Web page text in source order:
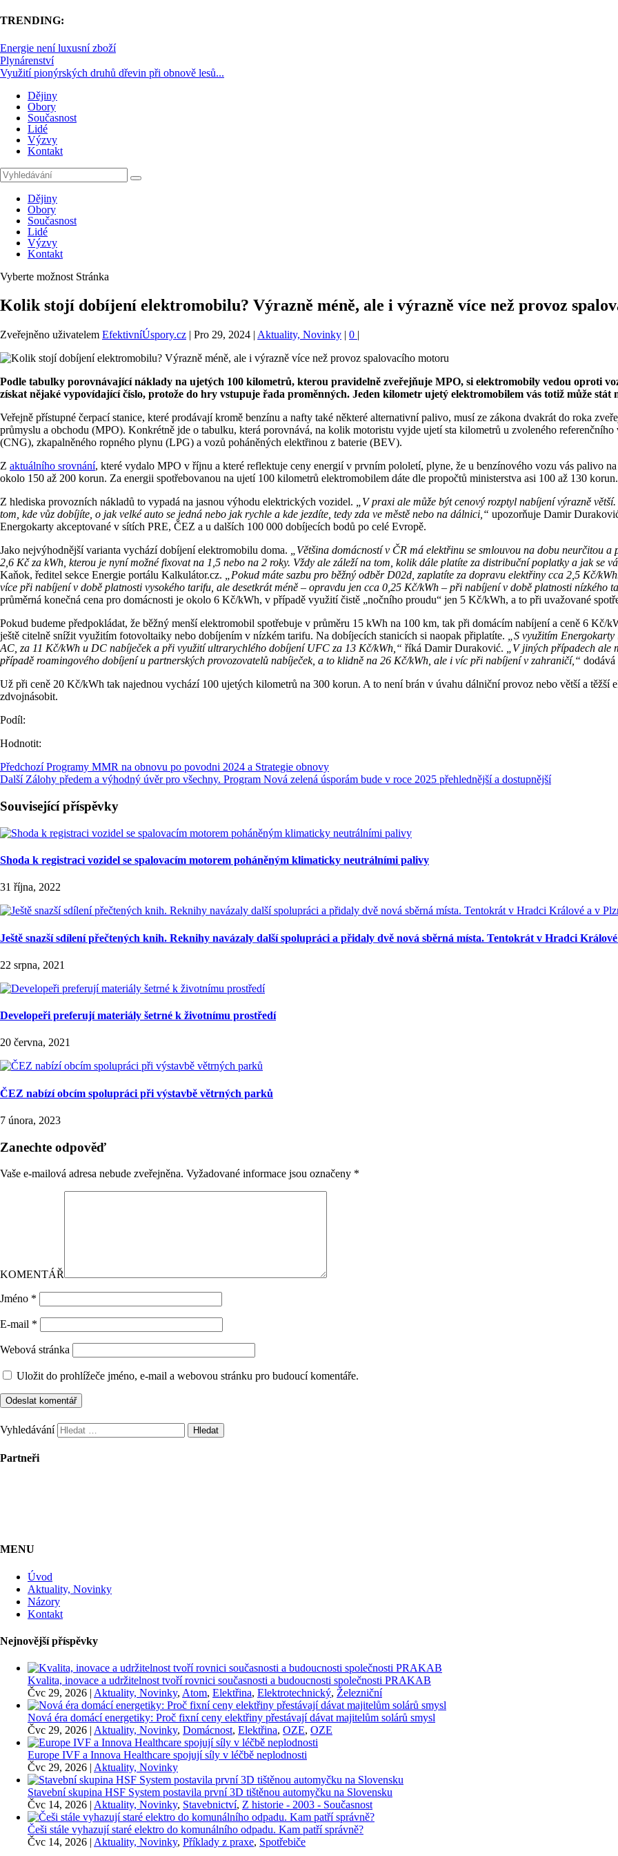
TRENDING:
Energie není luxusní zboží
Plynárenství
Využití pionýrských druhů dřevin při obnově lesů...
Dějiny
Obory
Současnost
Lidé
Výzvy
Kontakt
Dějiny
Obory
Současnost
Lidé
Výzvy
Kontakt
Vyberte možnost Stránka
Kolik stojí dobíjení elektromobilu? Výrazně méně, ale i výrazně více než provoz
Zveřejněno uživatelem EfektivníÚspory.cz | Pro 29, 2024 | Aktuality, Novinky | 0 |
Podle tabulky porovnávající náklady na ujetých 100 kilometrů, kterou pravidelně zveřejňuje MPO, si elektromobily vedou oproti
získat nějaké vypovídající číslo, protože do hry vstupuje řada proměnných. Jeden kilometr ujetý elektromobilem vás totiž může stát
Veřejně přístupné čerpací stanice, které prodávají kromě benzínu a nafty také některé alternativní palivo, musí ze zákona dvakrát do roka
průmyslu a obchodu (MPO). Konkrétně jde o tabulku, která porovnává, na kolik motoristu vyjde ujetí sta kilometrů u zvoleného
(CNG), zkapalněného ropného plynu (LPG) a vozů poháněných elektřinou z baterie (BEV).
Z aktuálního srovnání, které vydalo MPO v říjnu a které reflektuje ceny energií v prvním pololetí, plyne, že u benzínového vozu vás palivo
okolo 150 až 200 korun. Za energii spotřebovanou na ujetí 100 kilometrů elektromobilem dáte dle propočtů ministerstva asi 100 až 130 korun.
Z hlediska provozních nákladů to vypadá na jasnou výhodu elektrických vozidel.
„V praxi ale může být cenový rozptyl nabíjení výrazně
tom, kde vůz dobíjíte, o jak velké auto se jedná nebo jak rychle a kde jezdíte, tedy zda ve městě nebo na dálnici,“ upozorňuje Damir
Energokarty akceptované v sítích PRE, ČEZ a u dalších 100 000 dobíjecích bodů po celé Evropě.
Jako nejvýhodnější varianta vychází dobíjení elektromobilu doma.
„Většina domácností v ČR má elektřinu se smlouvou na dobu neurčitou
2,6 Kč za kWh, kterou je nyní možné fixovat na 1,5 nebo na 2 roky. Vždy ale záleží na tom, kolik dále platíte za distribuční poplatky a jak se
Kaňok, ředitel sekce Energie portálu Kalkulátor.cz.
„Pokud máte sazbu pro běžný odběr D02d, zaplatíte za dopravu elektřiny cca 2,5 Kč/
více při nabíjení v době platnosti vysokého tarifu, ale desetkrát méně – opravdu jen cca 0,25 Kč/kWh – při nabíjení v době platnosti nízkého
průměrná konečná cena pro domácnosti je okolo 6 Kč/kWh, v případě využití čistě „nočního proudu“ jen 5 Kč/kWh, a to při uvažované
Pokud budeme předpokládat, že běžný menší elektromobil spotřebuje v průměru 15 kWh na 100 km, tak při domácím nabíjení a ceně 6
ještě citelně snížit využitím fotovoltaiky nebo dobíjením v nízkém tarifu. Na dobíjecích stanicích si naopak připlatíte.
„S využitím
AC, za 11 Kč/kWh u DC nabíječek a při využití ultrarychlého dobíjení UFC za 13 Kč/kWh,“ říká Damir Duraković.
„V jiných případech ale
případě roamingového dobíjení u partnerských provozovatelů nabíječek, a to klidně na 26 Kč/kWh, ale i víc při nabíjení v zahraničí,“
Už při ceně 20 Kč/kWh tak najednou vychází 100 ujetých kilometrů na 300 korun. A to není brán v úvahu dálniční provoz nebo větší a těžší
zdvojnásobit.
Podíl:
Hodnotit:
Předchozí Programy MMR na obnovu po povodni 2024 a Strategie obnovy
Další Zálohy předem a výhodný úvěr pro všechny. Program Nová zelená úsporám bude v roce 2025 přehlednější a dostupnější
Související příspěvky
Shoda k registraci vozidel se spalovacím motorem poháněným klimaticky neutrálními palivy
31 října, 2022
Ještě snazší sdílení přečtených knih. Reknihy navázaly další spolupráci a přidaly dvě nová sběrná místa. Tentokrát v Hradci
22 srpna, 2021
Developeři preferují materiály šetrné k životnímu prostředí
20 června, 2021
ČEZ nabízí obcím spolupráci při výstavbě větrných parků
7 února, 2023
Zanechte odpověď
Vaše e-mailová adresa nebude zveřejněna. Vyžadované informace jsou označeny *
KOMENTÁŘ
Jméno *
E-mail *
Webová stránka
Uložit do prohlížeče jméno, e-mail a webovou stránku pro budoucí komentáře.
Vyhledávání
Partneři
MENU
Úvod
Aktuality, Novinky
Názory
Kontakt
Nejnovější příspěvky
Kvalita, inovace a udržitelnost tvoří rovnici současnosti a budoucnosti společnosti PRAKAB
Čvc 29, 2026 | Aktuality, Novinky, Atom, Elektřina, Elektrotechnický, Železniční
Nová éra domácí energetiky: Proč fixní ceny elektřiny přestávají dávat majitelům solárů smysl
Čvc 29, 2026 | Aktuality, Novinky, Domácnost, Elektřina, OZE, OZE
Europe IVF a Innova Healthcare spojují síly v léčbě neplodnosti
Čvc 29, 2026 | Aktuality, Novinky
Stavební skupina HSF System postavila první 3D tištěnou automyčku na Slovensku
Čvc 14, 2026 | Aktuality, Novinky, Stavebnictví, Z historie - 2003 - Současnost
Češi stále vyhazují staré elektro do komunálního odpadu. Kam patří správně?
Čvc 14, 2026 | Aktuality, Novinky, Příklady z praxe, Spotřebiče